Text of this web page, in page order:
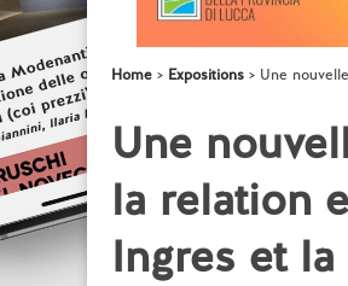
Home Expositions Une
Une
la relation
Ingres et